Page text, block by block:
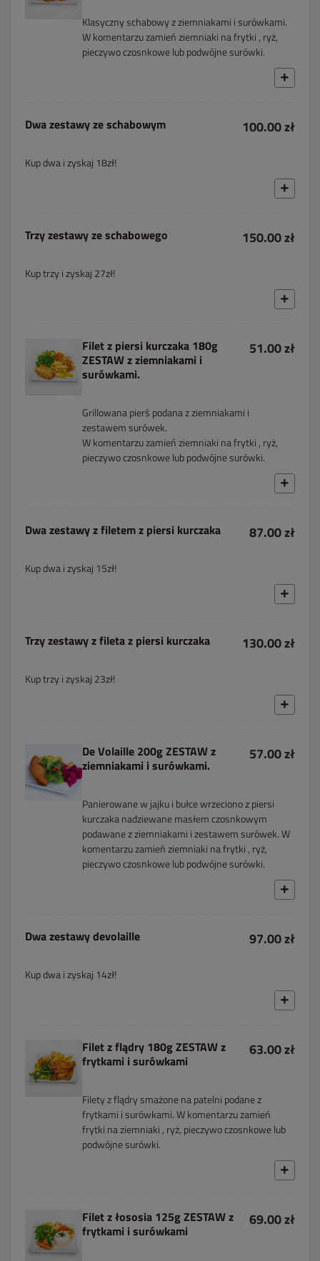
Klasyczny schabowy z ziemniakami i surówkami.
W komentarzu zamień ziemniaki na frytki , ryż,
pieczywo czosnkowe lub podwójne surówki.
Dwa zestawy ze schabowym 100.00 zł
Kup dwa i zyskaj 18zł!
Trzy zestawy ze schabowego 150.00 zł
Kup trzy i zyskaj 27zł!
Filet z piersi kurczaka 180g
ZESTAW z ziemniakami i
surówkami.
51.00 zł
Grillowana pierś podana z ziemniakami i
zestawem surówek.
W komentarzu zamień ziemniaki na frytki , ryż,
pieczywo czosnkowe lub podwójne surówki.
Dwa zestawy z filetem z piersi kurczaka 87.00 zł
Kup dwa i zyskaj 15zł!
Trzy zestawy z fileta z piersi kurczaka 130.00 zł
Kup trzy i zyskaj 23zł!
De Volaille 200g ZESTAW z
ziemniakami i surówkami.
57.00 zł
Panierowane w jajku i bułce wrzeciono z piersi
kurczaka nadziewane masłem czosnkowym
podawane z ziemniakami i zestawem surówek. W
komentarzu zamień ziemniaki na frytki , ryż,
pieczywo czosnkowe lub podwójne surówki.
Dwa zestawy devolaille 97.00 zł
Kup dwa i zyskaj 14zł!
Filet z flądry 180g ZESTAW z
frytkami i surówkami
63.00 zł
Filety z flądry smażone na patelni podane z
frytkami i surówkami. W komentarzu zamień
frytki na ziemniaki , ryż, pieczywo czosnkowe lub
podwójne surówki.
Filet z łososia 125g ZESTAW z
frytkami i surówkami
69.00 zł